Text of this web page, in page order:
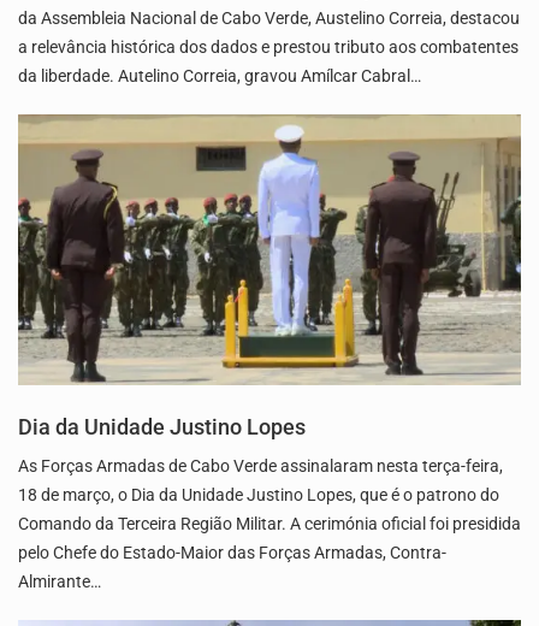
da Assembleia Nacional de Cabo Verde, Austelino Correia, destacou
a relevância histórica dos dados e prestou tributo aos combatentes
da liberdade. Autelino Correia, gravou Amílcar Cabral…
Dia da Unidade Justino Lopes
As Forças Armadas de Cabo Verde assinalaram nesta terça-feira,
18 de março, o Dia da Unidade Justino Lopes, que é o patrono do
Comando da Terceira Região Militar. A cerimónia oficial foi presidida
pelo Chefe do Estado-Maior das Forças Armadas, Contra-
Almirante…